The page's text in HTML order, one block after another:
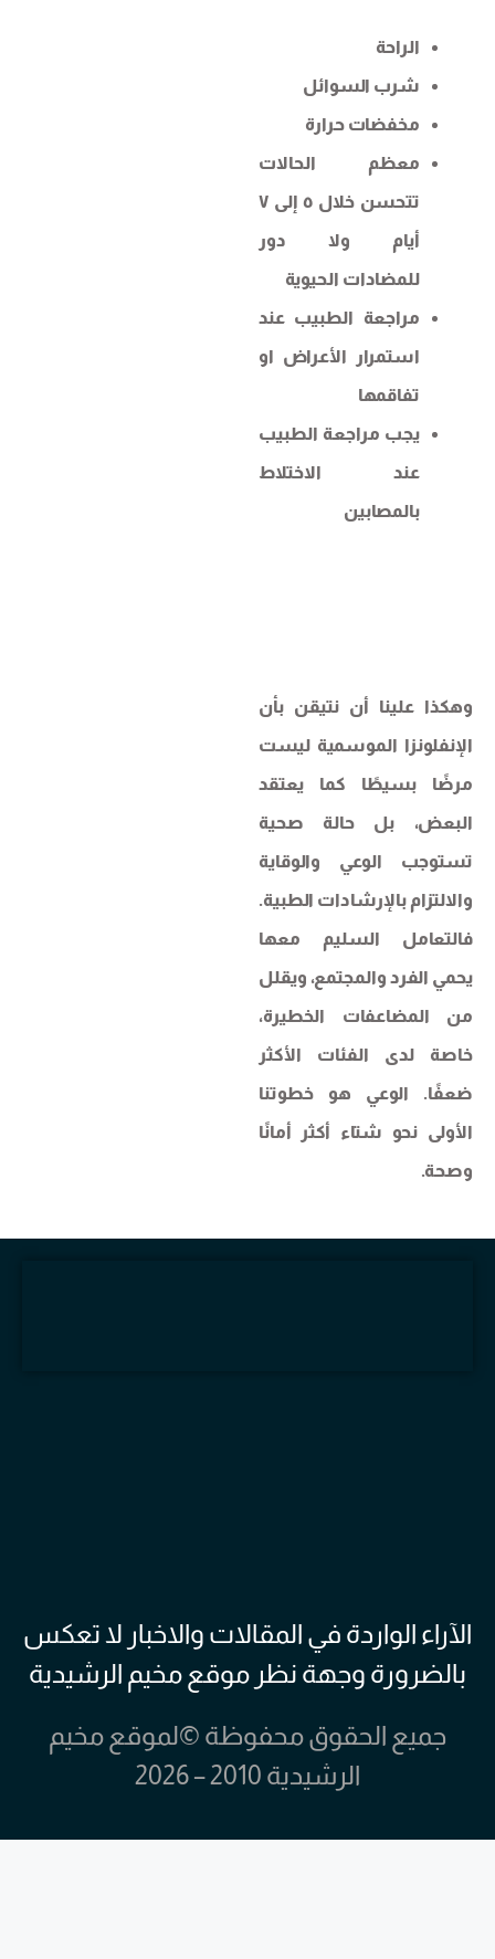
الراحة
شرب السوائل
مخفضات حرارة
معظم الحالات
تتحسن خلال ٥ إلى ٧
أيام ولا دور
للمضادات الحيوية
مراجعة الطبيب عند
استمرار الأعراض او
تفاقمها
يجب مراجعة الطبيب
عند الاختلاط
بالمصابين
وهكذا علينا أن نتيقن بأن
الإنفلونزا الموسمية ليست
مرضًا بسيطًا كما يعتقد
البعض، بل حالة صحية
تستوجب الوعي والوقاية
والالتزام بالإرشادات الطبية.
فالتعامل السليم معها
يحمي الفرد والمجتمع، ويقلل
من المضاعفات الخطيرة،
خاصة لدى الفئات الأكثر
ضعفًا. الوعي هو خطوتنا
الأولى نحو شتاء أكثر أمانًا
وصحة.
الآراء الواردة في المقالات والاخبار لا تعكس
بالضرورة وجهة نظر موقع مخيم الرشيدية
جميع الحقوق محفوظة ©لموقع مخيم
الرشيدية 2010 – 2026